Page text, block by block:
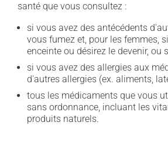
santé que vous consultez :
si vous avez des antécédents
vous fumez et, pour les femmes,
enceinte ou désirez le devenir, ou
si vous avez des allergies aux
d'autres allergies (ex. aliments,
tous les médicaments que vous
sans ordonnance, incluant les
produits naturels.